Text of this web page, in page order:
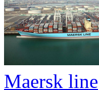
Maersk line